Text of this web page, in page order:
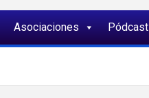
Asociaciones Pódcast